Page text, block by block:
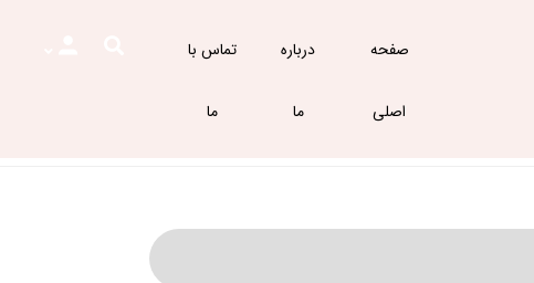
صفحه
اصلی
درباره
ما
تماس با
ما